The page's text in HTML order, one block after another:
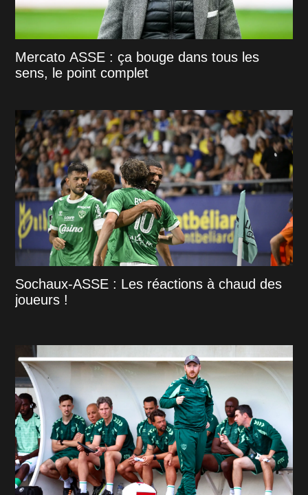
Mercato ASSE : ça bouge dans tous les
sens, le point complet
Sochaux-ASSE : Les réactions à chaud des
joueurs !